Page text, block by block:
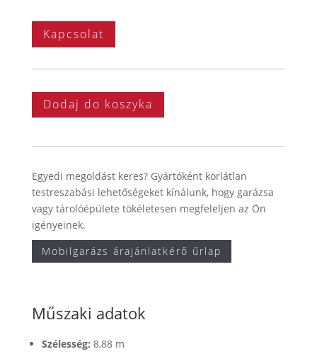
Kapcsolat
Dodaj do koszyka
Egyedi megoldást keres? Gyártóként korlátlan
testreszabási lehetőségeket kínálunk, hogy garázsa
vagy tárolóépülete tökéletesen megfeleljen az Ön
igényeinek.
Mobilgarázs árajánlatkérő űrlap
Műszaki adatok
Szélesség: 8,88 m